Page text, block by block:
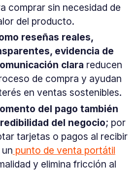
comprar sin necesidad de
del producto.
reseñas reales,
evidencia de
clara reducen
de compra y ayudan
en ventas sostenibles.
del pago también
del negocio; por
tarjetas o pagos al recibir
punto de venta portátil
y elimina fricción al